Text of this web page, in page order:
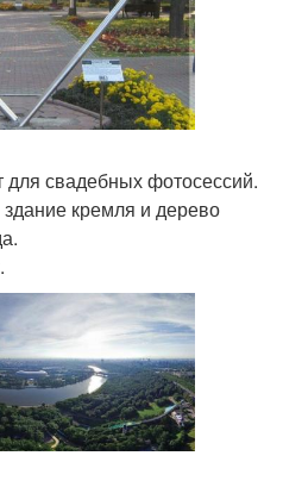
свадебных фотосессий.
кремля и дерево